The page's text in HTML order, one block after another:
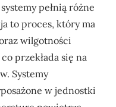
pełnią różne
to proces, który ma
wilgotności
przekłada się na
Systemy
w jednostki